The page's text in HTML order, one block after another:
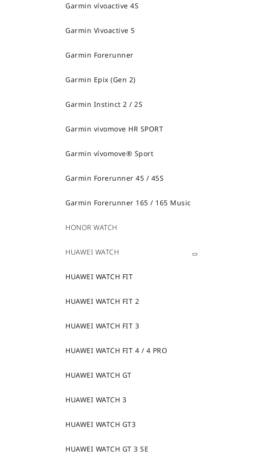
Garmin vívoactive 4S
Garmin Vivoactive 5
Garmin Forerunner
Garmin Epix (Gen 2)
Garmin Instinct 2 / 2S
Garmin vivomove HR SPORT
Garmin vívomove® Sport
Garmin Forerunner 45 / 45S
Garmin Forerunner 165 / 165 Music
HONOR WATCH
HUAWEI WATCH
HUAWEI WATCH FIT
HUAWEI WATCH FIT 2
HUAWEI WATCH FIT 3
HUAWEI WATCH FIT 4 / 4 PRO
HUAWEI WATCH GT
HUAWEI WATCH 3
HUAWEI WATCH GT3
HUAWEI WATCH GT 3 SE